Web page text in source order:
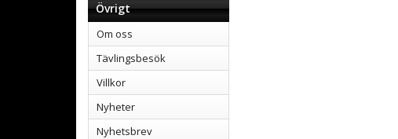
Övrigt
Om oss
Tävlingsbesök
Villkor
Nyheter
Nyhetsbrev